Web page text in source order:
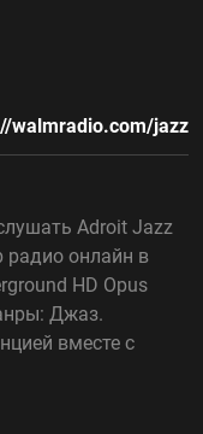
walmradio.com/jazz
Adroit Jazz
радио онлайн в
HD Opus
Джаз.
вместе с